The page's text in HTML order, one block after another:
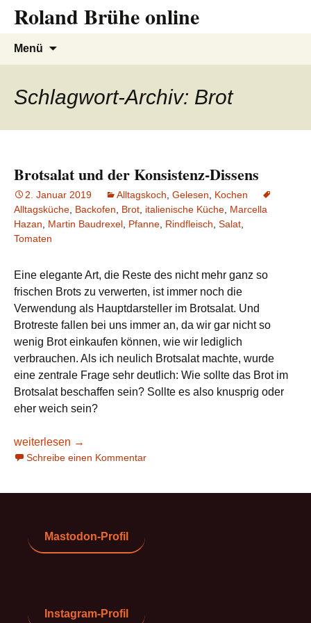
InhaltRoland Brühe online
Menü
Schlagwort-Archiv: Brot
Brotsalat und der Konsistenz-Dissens
2. Januar 2019 Alltagskoch Gelesen
Kochen
Alltagsküche Backofen Brot italienische Küche Marcella
Hazan
Martin Baudrexel Pfanne Rindfleisch Salat
Tomaten
Eine elegante Art, die Reste des nicht mehr ganz so
frischen Brots zu verwerten, ist immer noch die
Verwendung als Hauptdarsteller im Brotsalat. Und
Brotreste fallen bei uns immer an, da wir gar nicht so
wenig Brot einkaufen können, wie wir lediglich
verbrauchen. Als ich neulich Brotsalat machte, wurde
eine zentrale Frage sehr deutlich: Wie sollte das Brot im
Brotsalat beschaffen sein? Sollte es also knusprig oder
eher weich sein?
Brotsalat und der Konsistenz-Dissens
weiterlesen →
Schreibe einen Kommentar
Mastodon-Profil
Instagram-Profil